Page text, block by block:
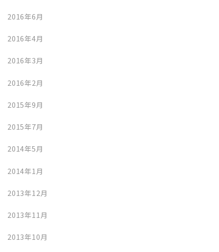
2016年6月
2016年4月
2016年3月
2016年2月
2015年9月
2015年7月
2014年5月
2014年1月
2013年12月
2013年11月
2013年10月